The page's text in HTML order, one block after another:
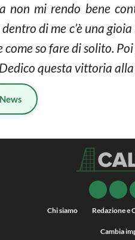
non mi rendo bene
dentro di me c’è una
so fare di solito.
questa vittoria
News
Chi siamo Redazione e
Cambia